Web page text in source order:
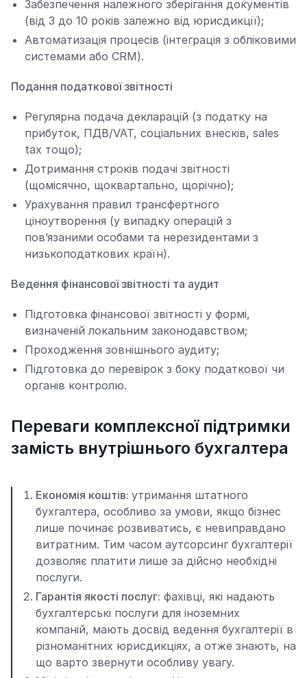
Забезпечення належного зберігання документів
(від 3 до 10 років залежно від юрисдикції);
Автоматизація процесів (інтеграція з обліковими
системами або CRM).
Подання податкової звітності
Регулярна подача декларацій (з податку на
прибуток, ПДВ/VAT, соціальних внесків, sales
tax тощо);
Дотримання строків подачі звітності
(щомісячно, щоквартально, щорічно);
Урахування правил трансфертного
ціноутворення (у випадку операцій з
пов’язаними особами та нерезидентами з
низькоподаткових країн).
Ведення фінансової звітності та аудит
Підготовка фінансової звітності у формі,
визначеній локальним законодавством;
Проходження зовнішнього аудиту;
Підготовка до перевірок з боку податкової чи
органів контролю.
Переваги комплексної підтримки
замість внутрішнього бухгалтера
Економія коштів: утримання штатного
бухгалтера, особливо за умови, якщо бізнес
лише починає розвиватись, є невиправдано
витратним. Тим часом аутсорсинг бухгалтерії
дозволяє платити лише за дійсно необхідні
послуги.
Гарантія якості послуг: фахівці, які надають
бухгалтерські послуги для іноземних
компаній, мають досвід ведення бухгалтерії в
різноманітних юрисдикціях, а отже знають, на
що варто звернути особливу увагу.